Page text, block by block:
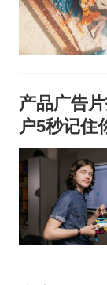
产品广告
户5秒记住